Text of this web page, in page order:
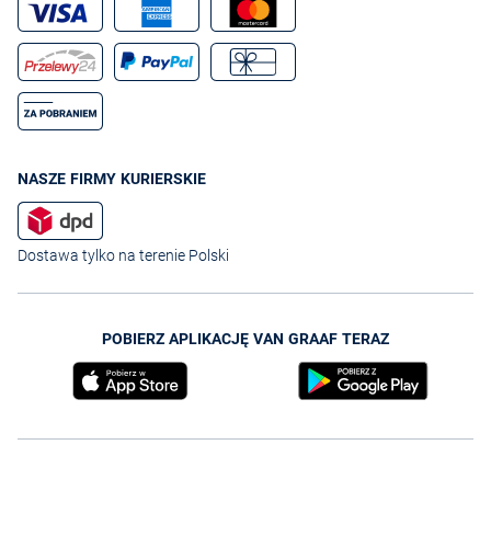
NASZE FIRMY KURIERSKIE
Dostawa tylko na terenie Polski
POBIERZ APLIKACJĘ VAN GRAAF TERAZ